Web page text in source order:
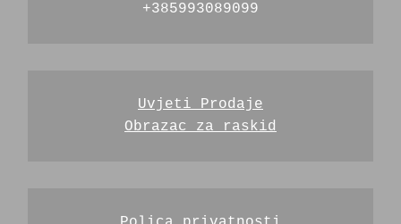
+385993089099
Uvjeti Prodaje
Obrazac za raskid